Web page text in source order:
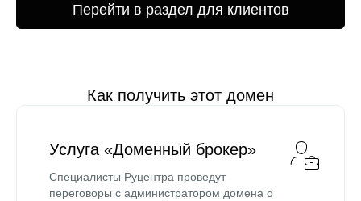
Перейти в раздел для клиентов
Как получить этот домен
Услуга «Доменный брокер»
Специалисты Руцентра проведут
переговоры с администратором домена о